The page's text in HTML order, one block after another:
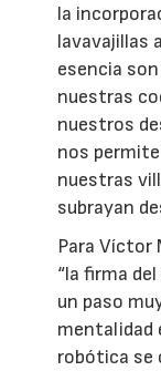
la
lavavajillas
esencia
nuestras
nuestros
nos
nuestras
subrayan
Para Víctor
“la firma
un paso
mentalidad
robótica se